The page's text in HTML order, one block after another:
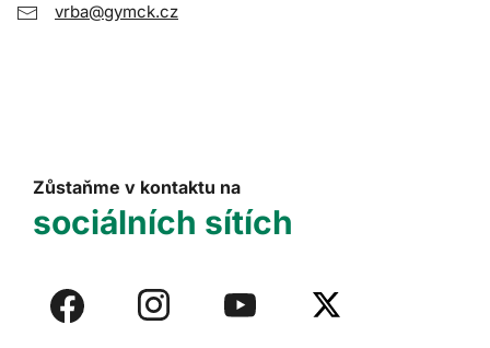
vrba@gymck.cz
Zůstaňme v kontaktu na
sociálních sítích